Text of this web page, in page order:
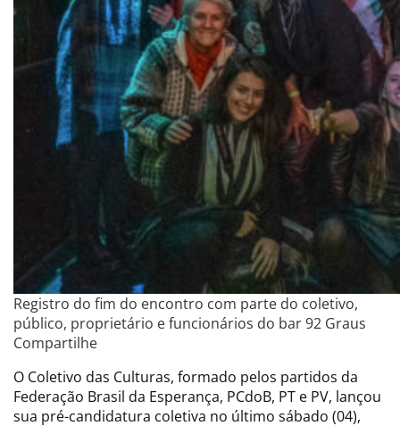
Registro do fim do encontro com parte do coletivo,
público, proprietário e funcionários do bar 92 Graus
Compartilhe
O Coletivo das Culturas, formado pelos partidos da
Federação Brasil da Esperança, PCdoB, PT e PV, lançou
sua pré-candidatura coletiva no último sábado (04),